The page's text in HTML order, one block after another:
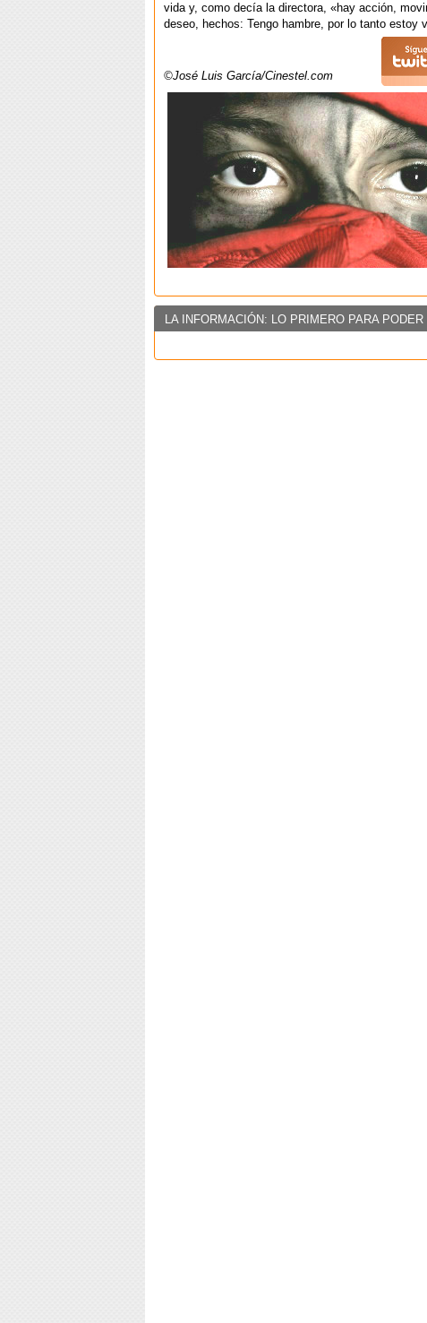
vida y, como decía la directora, «hay acción,
deseo, hechos: Tengo hambre, por lo tanto estoy
©José Luis García/Cinestel.com
LA INFORMACIÓN: LO PRIMERO PARA